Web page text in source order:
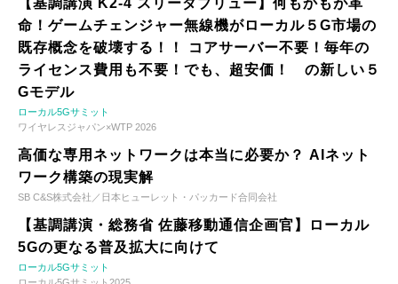
【基調講演 K2-4 スリーダブリュー】何もかもが革
命！ゲームチェンジャー無線機がローカル５G市場の
既存概念を破壊する！！ コアサーバー不要！毎年の
ライセンス費用も不要！でも、超安価！ の新しい５
Gモデル
ローカル5Gサミット
ワイヤレスジャパン×WTP 2026
高価な専用ネットワークは本当に必要か？ AIネット
ワーク構築の現実解
SB C&S株式会社／日本ヒューレット・パッカード合同会社
【基調講演・総務省 佐藤移動通信企画官】ローカル
5Gの更なる普及拡大に向けて
ローカル5Gサミット